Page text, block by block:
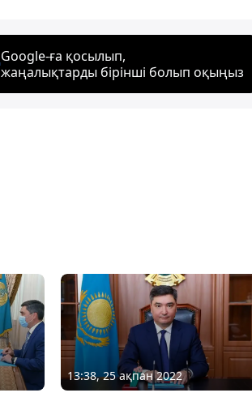
Google-ға қосылып,
жаңалықтарды бірінші болып оқыңыз
13:38, 25 ақпан 2022